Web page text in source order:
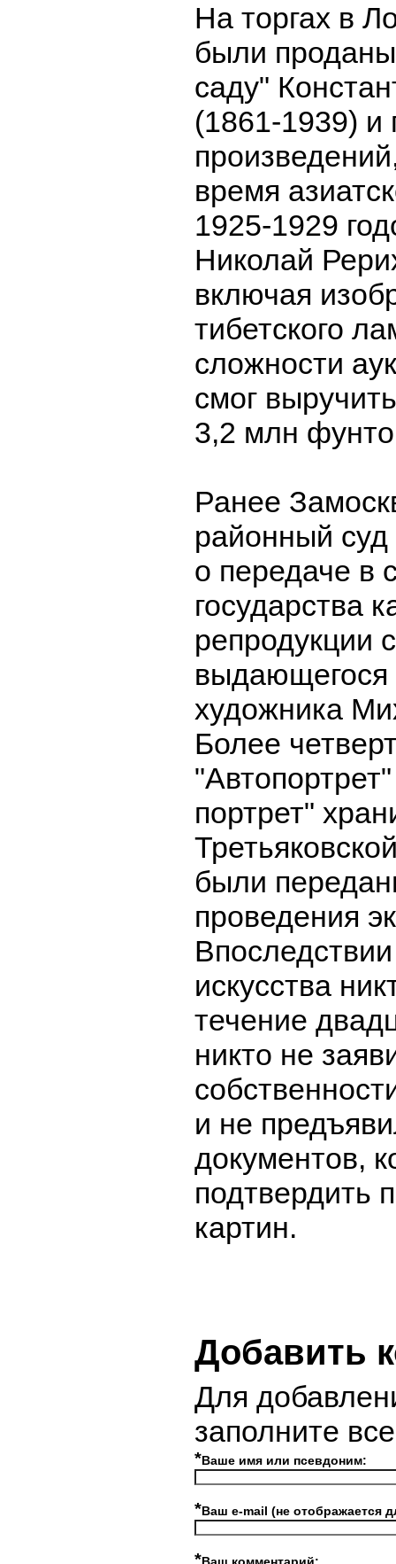
На торгах в
были
саду"
(1861-1939) и
время
1925-1929
Николай
включая
тибетского
сложности
смог
3,2 млн
Ранее
районный суд
о передаче в
государства
репродукции
выдающегося
художника
Более
портрет"
были
проведения
искусства
течение
никто не
и не
документов,
подтвердить
картин.
Добавить
Для
заполните
*Ваше имя или псевдоним:
*Ваш e-mail (не отображается
*